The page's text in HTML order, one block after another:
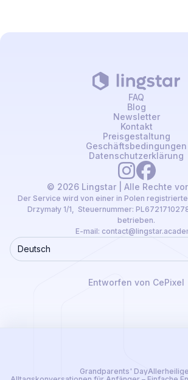
© 2026 Lingstar | Alle Rechte
Der Service wird von einer in Polen
Drzymały 1/1, Steuernummer:
betrieben.
E-mail:
FAQ
Blog
Newsletter
Kontakt
Preisgestaltung
Geschäftsbedingungen
Datenschutzerklärung
Language
Deutsch
Entworfen von CePixel
Grandparents' Day